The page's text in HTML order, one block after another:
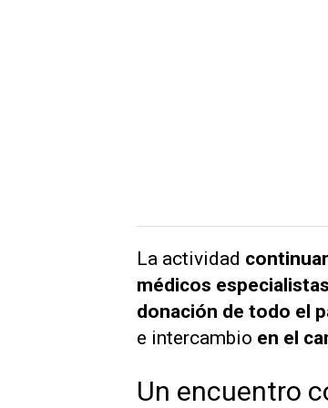
La actividad
médicos
donación de todo el
e intercambio en el
Un encuentro